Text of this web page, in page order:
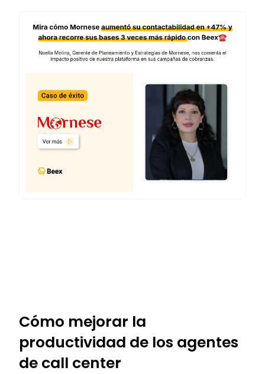
Cómo mejorar la
productividad de los agentes
de call center